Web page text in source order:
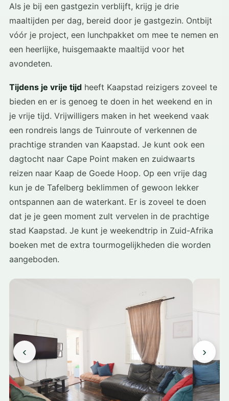
Als je bij een gastgezin verblijft, krijg je drie
maaltijden per dag, bereid door je gastgezin. Ontbijt
vóór je project, een lunchpakket om mee te nemen en
een heerlijke, huisgemaakte maaltijd voor het
avondeten.
Tijdens je vrije tijd heeft Kaapstad reizigers zoveel te
bieden en er is genoeg te doen in het weekend en in
je vrije tijd. Vrijwilligers maken in het weekend vaak
een rondreis langs de Tuinroute of verkennen de
prachtige stranden van Kaapstad. Je kunt ook een
dagtocht naar Cape Point maken en zuidwaarts
reizen naar Kaap de Goede Hoop. Op een vrije dag
kun je de Tafelberg beklimmen of gewoon lekker
ontspannen aan de waterkant. Er is zoveel te doen
dat je je geen moment zult vervelen in de prachtige
stad Kaapstad. Je kunt je weekendtrip in Zuid-Afrika
boeken met de extra tourmogelijkheden die worden
aangeboden.
‹ ›